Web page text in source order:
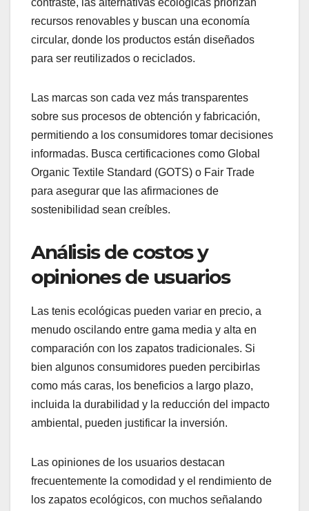
recursos renovables y buscan una economía
circular, donde los productos están diseñados
para ser reutilizados o reciclados.
Las marcas son cada vez más transparentes
sobre sus procesos de obtención y fabricación,
permitiendo a los consumidores tomar decisiones
informadas. Busca certificaciones como Global
Organic Textile Standard (GOTS) o Fair Trade
para asegurar que las afirmaciones de
sostenibilidad sean creíbles.
Análisis de costos y
opiniones de usuarios
Las tenis ecológicas pueden variar en precio, a
menudo oscilando entre gama media y alta en
comparación con los zapatos tradicionales. Si
bien algunos consumidores pueden percibirlas
como más caras, los beneficios a largo plazo,
incluida la durabilidad y la reducción del impacto
ambiental, pueden justificar la inversión.
Las opiniones de los usuarios destacan
frecuentemente la comodidad y el rendimiento de
los zapatos ecológicos, con muchos señalando